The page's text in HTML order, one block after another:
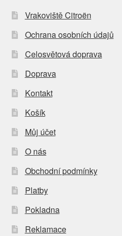
Vrakoviště Citroën
Ochrana osobních údajů
Celosvětová doprava
Doprava
Kontakt
Košík
Můj účet
O nás
Obchodní podmínky
Platby
Pokladna
Reklamace